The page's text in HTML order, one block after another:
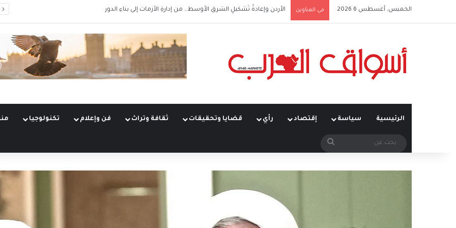
الخميس, أغسطس 6 2026 في العناوين أَمنُ الخليج في زمنِ التحوُّلات الكبرى (5 من 5)
الرئيسية سياسة إقتصاد رأي قضايا وتحقيقات ثقافة وتراث فن وإعلام تكنولوجيا
بحث